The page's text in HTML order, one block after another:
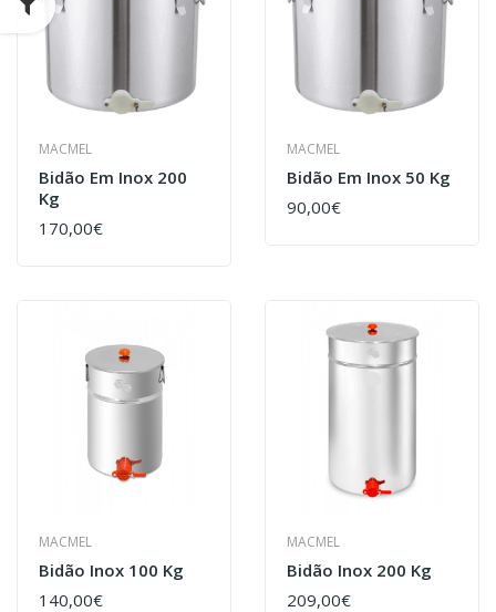
MACMEL
Bidão Em Inox 200
Kg
170,00€
MACMEL
Bidão Em Inox 50 Kg
90,00€
MACMEL
Bidão Inox 100 Kg
140,00€
MACMEL
Bidão Inox 200 Kg
209,00€